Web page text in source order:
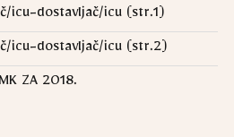
icu-dostavljač/icu (str.1)
icu-dostavljač/icu (str.2)
ZA 2018.